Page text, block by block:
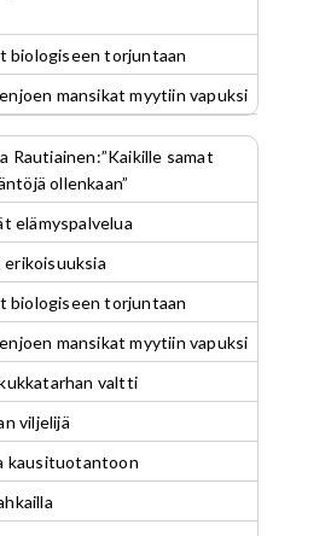
biologiseen torjuntaan
mansikat myytiin vapuksi
Rautiainen:”Kaikille samat
ollenkaan”
elämyspalvelua
biologiseen torjuntaan
mansikat myytiin vapuksi
valtti
viljelijä
kausituotantoon